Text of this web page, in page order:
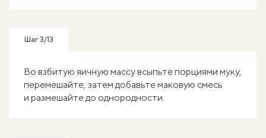
Шаг 3/13
Во взбитую яичную массу всыпьте порциями муку,
перемешайте, затем добавьте маковую смесь
и размешайте до однородности.